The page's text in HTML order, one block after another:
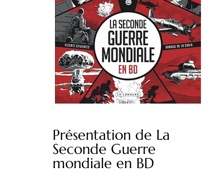
Présentation de La
Seconde Guerre
mondiale en BD